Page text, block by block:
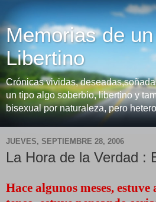
Memorias de
Libertino
Crónicas vividas,
un tipo algo soberbio, libertino y
bisexual por naturaleza, pero
JUEVES, SEPTIEMBRE 28, 2006
La Hora de la Verdad :
Hace algunos meses,